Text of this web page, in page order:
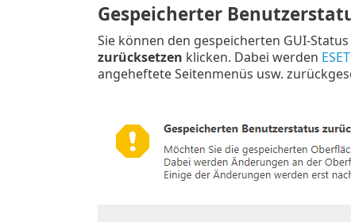
Gespeicherter
Sie können den gespeicherten GUI-
zurücksetzen klicken. Dabei werden
angeheftete Seitenmenüs usw.